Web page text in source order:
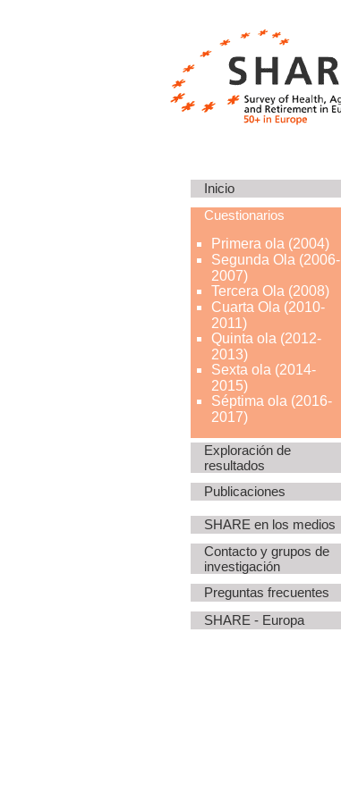
Inicio
Cuestionarios
Primera ola (2004)
Segunda Ola (2006-
2007)
Tercera Ola (2008)
Cuarta Ola (2010-
2011)
Quinta ola (2012-
2013)
Sexta ola (2014-
2015)
Séptima ola (2016-
2017)
Exploración de
resultados
Publicaciones
SHARE en los medios
Contacto y grupos de
investigación
Preguntas frecuentes
SHARE - Europa